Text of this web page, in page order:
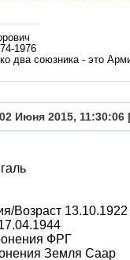
1976
два союзника - это
Июня 2015,
Возраст 13.10.1922
ФРГ
Земля Саар